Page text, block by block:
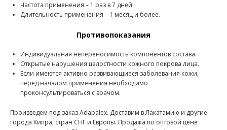
Частота применения – 1 раз в 7 дней.
Длительность применения – 1 месяц и более.
Противопоказания
Индивидуальная непереносимость компонентов состава.
Открытые нарушения целостности кожного покрова лица.
Если имеются активно развивающиеся заболевания кожи,
перед началом применения необходимо
проконсультироваться с врачом.
Произведем под заказ Adapalex. Доставим в Лакатамию и другие
города Кипра, стран СНГ и Европы. Продажа по оптовой цене